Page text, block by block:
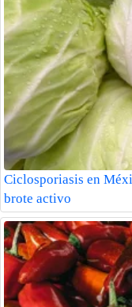
Ciclosporiasis en
brote activo